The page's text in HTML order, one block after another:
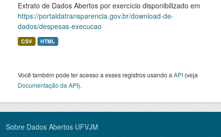
Extrato de Dados Abertos por exercício disponibilizado em
https://portaldatransparencia.gov.br/download-de-
dados/despesas-execucao
CSV HTML
Você também pode ter acesso a esses registros usando a API (veja
Documentação da API).
Sobre Dados Abertos UFVJM